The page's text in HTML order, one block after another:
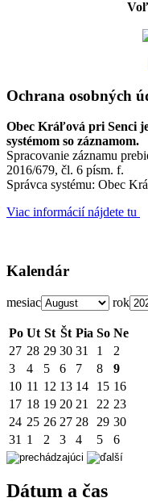
Ochrana osobných
Obec Kráľová pri Senci
systémom so záznamom.
Spracovanie záznamu
2016/679, čl. 6 písm. f.
Správca systému: Obec
Viac informácií nájdete tu
Kalendár
mesiac rok
Po Ut St Št Pia So Ne
27 28 29 30 31 1
2
3
4 5 6 7 8
9
10 11 12 13 14 15 16
17 18 19 20 21 22 23
24 25 26 27 28 29 30
31 1 2 3 4 5 6
Dátum a čas